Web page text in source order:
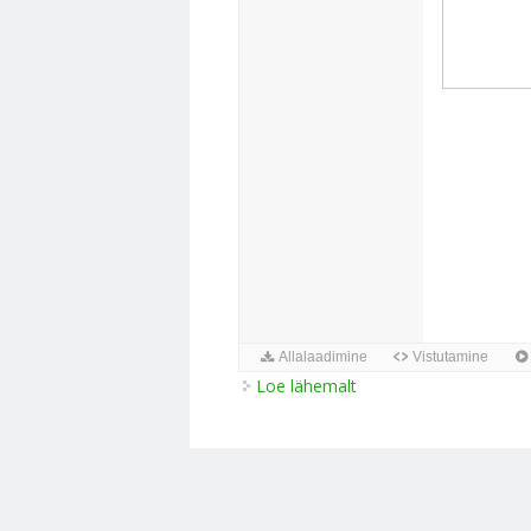
Loe lähemaltAteena ja Sparta